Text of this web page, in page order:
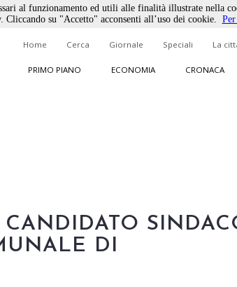
Home Cerca Giornale Speciali La
PRIMO PIANO ECONOMIA CRONACA
DI
al funzionamento ed utili alle finalità illustrate nella
Cliccando su "Accetto" acconsenti all’uso dei cookie.